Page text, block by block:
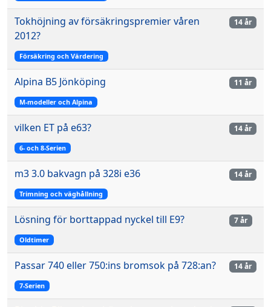
Tokhöjning av försäkringspremier våren
2012?
Försäkring och Värdering
14 år
Alpina B5 Jönköping
M-modeller och Alpina
11 år
vilken ET på e63?
6- och 8-Serien
14 år
m3 3.0 bakvagn på 328i e36
Trimning och väghållning
14 år
Lösning för borttappad nyckel till E9?
Oldtimer
7 år
Passar 740 eller 750:ins bromsok på 728:an?
7-Serien
14 år